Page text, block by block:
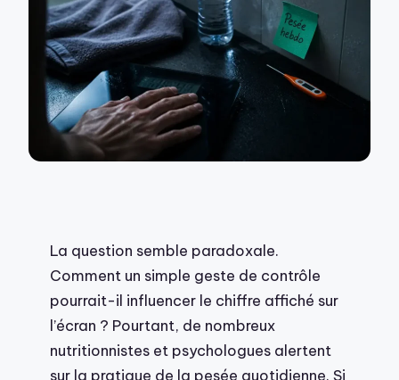
La question semble paradoxale.
Comment un simple geste de contrôle
pourrait-il influencer le chiffre affiché sur
l’écran ? Pourtant, de nombreux
nutritionnistes et psychologues alertent
sur la pratique de la pesée quotidienne. Si